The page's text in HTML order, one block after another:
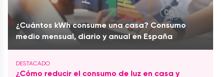
¿Cuántos kWh consume una casa? Consumo
medio mensual, diario y anual en España
¿Cómo reducir el consumo de luz en casa y